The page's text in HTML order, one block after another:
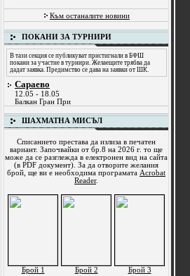
Към останалите новини
ПОКАНИ ЗА ТУРНИРИ
В тази секция се публикуват пристигнали в БФШ
покани за участие в турнири. Желаещите трябва да
дадат заявка. Предимство се дава на заявки от ШК.
Сараево
12.05 - 18.05
Балкан Гран При
ШАХМАТНА МИСЪЛ
Списанието престава да излиза в печатен
вариант. Започвайки от бр.8 на 2026 г. то ще
може да се разглежда в електронен вид на сайта
(в PDF документ). За да отворите желания
брой, ще ви е необходима програмата Acrobat
Reader.
Брой 1 Брой 2
Брой 3